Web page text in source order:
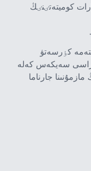
كوميتەتٸنٸڭ
كٶرسەتۋ
سەيكەس كەلە
جارناما